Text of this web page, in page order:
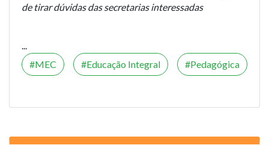
de tirar dúvidas das secretarias interessadas
...
MEC
Educação Integral Pedagógica